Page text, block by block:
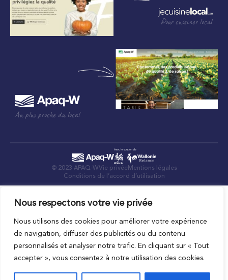
Nous respectons votre vie privée
Nous utilisons des cookies pour améliorer votre expérience
de navigation, diffuser des publicités ou du contenu
personnalisés et analyser notre trafic. En cliquant sur « Tout
accepter », vous consentez à notre utilisation des cookies.
Pour cuisiner local
Au plus proche du local
© 2023 APAQ-WVie privée Mentions légales
Conditions de l’accord d’utilisation